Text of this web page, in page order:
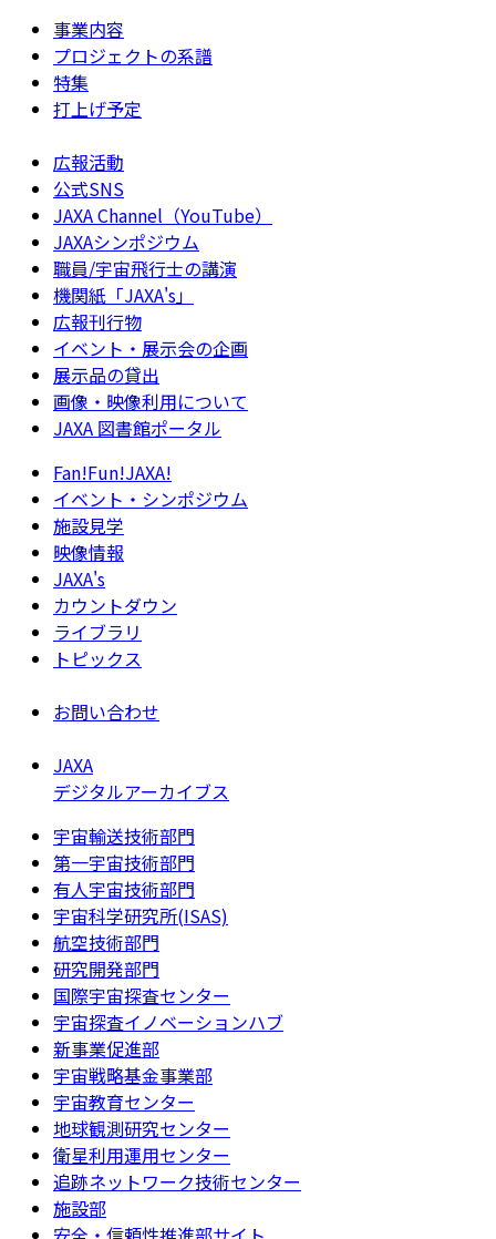
事業内容
プロジェクトの系譜
特集
打上げ予定
広報活動
公式SNS
JAXA Channel（YouTube）
JAXAシンポジウム
職員/宇宙飛行士の講演
機関紙「JAXA's」
広報刊行物
イベント・展示会の企画
展示品の貸出
画像・映像利用について
JAXA 図書館ポータル
Fan!Fun!JAXA!
イベント・シンポジウム
施設見学
映像情報
JAXA's
カウントダウン
ライブラリ
トピックス
お問い合わせ
JAXA
デジタルアーカイブス
宇宙輸送技術部門
第一宇宙技術部門
有人宇宙技術部門
宇宙科学研究所(ISAS)
航空技術部門
研究開発部門
国際宇宙探査センター
宇宙探査イノベーションハブ
新事業促進部
宇宙戦略基金事業部
宇宙教育センター
地球観測研究センター
衛星利用運用センター
追跡ネットワーク技術センター
施設部